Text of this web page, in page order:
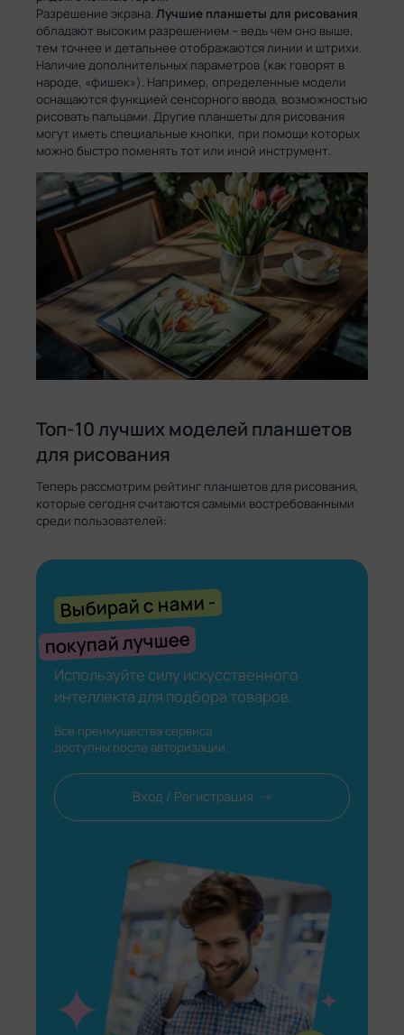
Разрешение экрана. Лучшие планшеты для рисования
обладают высоким разрешением – ведь чем оно выше,
тем точнее и детальнее отображаются линии и штрихи.
Наличие дополнительных параметров (как говорят в
народе, «фишек»). Например, определенные модели
оснащаются функцией сенсорного ввода, возможностью
рисовать пальцами. Другие планшеты для рисования
могут иметь специальные кнопки, при помощи которых
можно быстро поменять тот или иной инструмент.
Топ-10 лучших моделей планшетов
для рисования
Теперь рассмотрим рейтинг планшетов для рисования,
которые сегодня считаются самыми востребованными
среди пользователей:
Выбирайс нами -
покупайлучшее
Используйте силу искусственного
интеллекта для подбора товаров.
Все преимущества сервиса
доступны после авторизации.
Вход / Регистрация